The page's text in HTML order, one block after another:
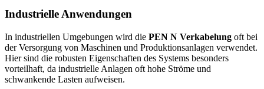
Industrielle Anwendungen
In industriellen Umgebungen wird die PEN N Verkabelung oft bei
der Versorgung von Maschinen und Produktionsanlagen verwendet.
Hier sind die robusten Eigenschaften des Systems besonders
vorteilhaft, da industrielle Anlagen oft hohe Ströme und
schwankende Lasten aufweisen.